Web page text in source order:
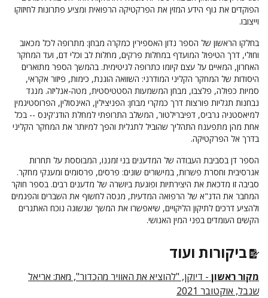
הפוקדים את גוף הידע המזין את הפרקטיקה הרפואית ומציע פתרונות לחיזוקו
וייצובו.
בחלקו הראשון של הספר נדון האספירין כמקרה מבחן: מתרופה לכל מכאוב
וחולי, דרך הטיפול המועדף במחלות פרקים, מחלות לב וכלי דם, ועד המחקר
האחרון, המאיים על עצם קיומו כתרופה לגיטימית. בהמשך הספר מתוארים
היסודות של המחקר הקליני המודרני: השוואה הוגנת, כימות, פיזור אקראי,
סמיות כפולה, פלצבו, מבחן המשמעות הסטטיסטית, מטה-אנליזה. מנגד
נבחנות תגליות פורצות דרך כמקרי מבחן: הפניצילין, האינסולין, הפרוסטיגמין
למיאסטניה גרביס, דפיברילטור, המשלב התרופתי למחלת הודג'קינס -- בכל
אחת מהן מתפענח התהליך שהוביל לתגלית והפך למיותר את המחקר הקליני
בדרך אל הפרקטיקה.
הספר דן בסביבת העבודה של המדענים בני זמננו, המבוססת על תחרות
אגרסיבית וחסרת פשרות, במישורים שונים: פרסים, פרסומים ומענקי מחקר.
סביבה זו מדכאת את היצירתיות ופוגעת ביושרה של מדענים רבים. בספר חוקר
המחבר את הדנ"א של הרפואה המדעית, מנסה לחשוף את השברים והפגמים
ולהציע דרכים לתיקון הליקויים, שיאפשרו את המשך שגשוגה נוכח האתגרים
הקשים העומדים בפני המין האנושי.
ביקורות ועוד
מקור ראשון - דיוקן, "להוציא את האוויר מהכדור", מאת: אריאל
שנבל, אוקטובר 2021